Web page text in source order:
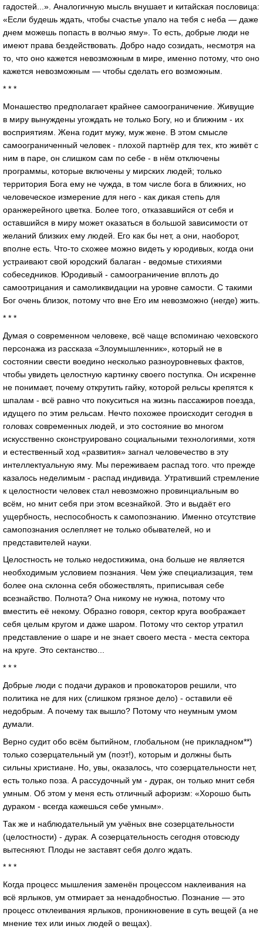
гадостей...». Аналогичную мысль внушает и китайская пословица:
«Если будешь ждать, чтобы счастье упало на тебя с неба — даже
днем можешь попасть в волчью яму». То есть, добрые люди не
имеют права бездействовать. Добро надо созидать, несмотря на
то, что оно кажется невозможным в мире, именно потому, что оно
кажется невозможным — чтобы сделать его возможным.
* * *
Монашество предполагает крайнее самоограничение. Живущие
в миру вынуждены угождать не только Богу, но и ближним - их
восприятиям. Жена годит мужу, муж жене. В этом смысле
самоограниченный человек - плохой партнёр для тех, кто живёт с
ним в паре, он слишком сам по себе - в нём отключены
программы, которые включены у мирских людей; только
территория Бога ему не чужда, в том числе бога в ближних, но
человеческое измерение для него - как дикая степь для
оранжерейного цветка. Более того, отказавшийся от себя и
оставшийся в миру может оказаться в большой зависимости от
желаний близких ему людей. Его как бы нет, а они, наоборот,
вполне есть. Что-то схожее можно видеть у юродивых, когда они
устраивают свой юродский балаган - ведомые стихиями
собеседников. Юродивый - самоограничение вплоть до
самоотрицания и самоликвидации на уровне самости. С такими
Бог очень близок, потому что вне Его им невозможно (негде) жить.
* * *
Думая о современном человеке, всё чаще вспоминаю чеховского
персонажа из рассказа «Злоумышленник», который не в
состоянии свести воедино несколько разноуровневых фактов,
чтобы увидеть целостную картинку своего поступка. Он искренне
не понимает, почему открутить гайку, которой рельсы крепятся к
шпалам - всё равно что покуситься на жизнь пассажиров поезда,
идущего по этим рельсам. Нечто похожее происходит сегодня в
головах современных людей, и это состояние во многом
искусственно сконструировано социальными технологиями, хотя
и естественный ход «развития» загнал человечество в эту
интеллектуальную яму. Мы переживаем распад того. что прежде
казалось неделимым - распад индивида. Утративший стремление
к целостности человек стал невозможно провинциальным во
всём, но мнит себя при этом всезнайкой. Это и выдаёт его
ущербность, неспособность к самопознанию. Именно отсутствие
самопознания ослепляет не только обывателей, но и
представителей науки.
Целостность не только недостижима, она больше не является
необходимым условием познания. Чем у́же специализация, тем
более она склонна себя обожествлять, приписывая себе
всезнайство. Полнота? Она никому не нужна, потому что
вместить её некому. Образно говоря, сектор круга воображает
себя целым кругом и даже шаром. Потому что сектор утратил
представление о шаре и не знает своего места - места сектора
на круге. Это сектанство...
* * *
Добрые люди с подачи дураков и провокаторов решили, что
политика не для них (слишком грязное дело) - оставили её
недобрым. А почему так вышло? Потому что неумным умом
думали.
Верно судит обо всём бытийном, глобальном (не прикладном**)
только созерцательный ум (поэт!), которым и должны быть
сильны христиане. Но, увы, оказалось, что созерцательности нет,
есть только поза. А рассудочный ум - дурак, он только мнит себя
умным. Об этом у меня есть отличный афоризм: «Хорошо быть
дураком - всегда кажешься себе умным».
Так же и наблюдательный ум учёных вне созерцательности
(целостности) - дурак. А созерцательность сегодня отовсюду
вытесняют. Плоды не заставят себя долго ждать.
* * *
Когда процесс мышления заменён процессом наклеивания на
всё ярлыков, ум отмирает за ненадобностью. Познание — это
процесс отклеивания ярлыков, проникновение в суть вещей (а не
мнение тех или иных людей о вещах).